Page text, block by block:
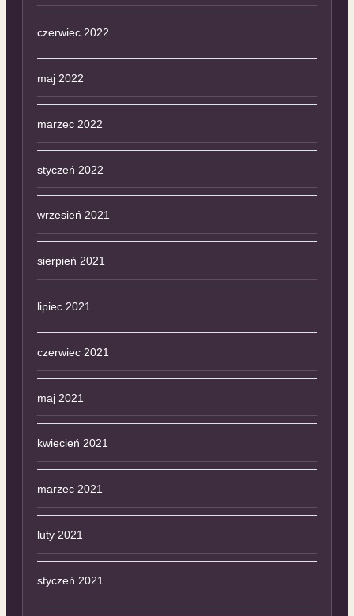
czerwiec 2022
maj 2022
marzec 2022
styczeń 2022
wrzesień 2021
sierpień 2021
lipiec 2021
czerwiec 2021
maj 2021
kwiecień 2021
marzec 2021
luty 2021
styczeń 2021